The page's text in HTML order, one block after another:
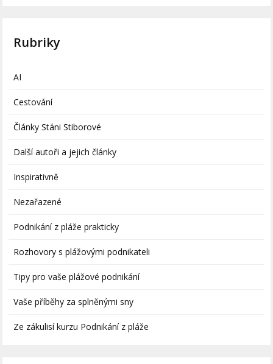
Rubriky
AI
Cestování
Články Stáni Stiborové
Další autoři a jejich články
Inspirativně
Nezařazené
Podnikání z pláže prakticky
Rozhovory s plážovými podnikateli
Tipy pro vaše plážové podnikání
Vaše příběhy za splněnými sny
Ze zákulisí kurzu Podnikání z pláže